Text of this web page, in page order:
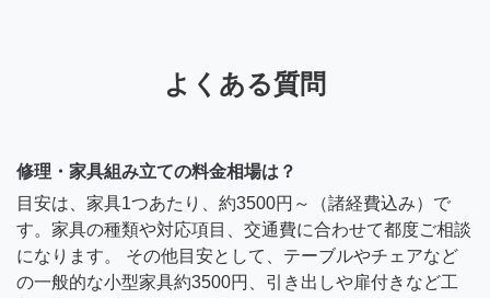
よくある質問
修理・家具組み立ての料金相場は？
目安は、家具1つあたり、約3500円～（諸経費込み）で
す。家具の種類や対応項目、交通費に合わせて都度ご相談
になります。 その他目安として、テーブルやチェアなど
の一般的な小型家具約3500円、引き出しや扉付きなど工